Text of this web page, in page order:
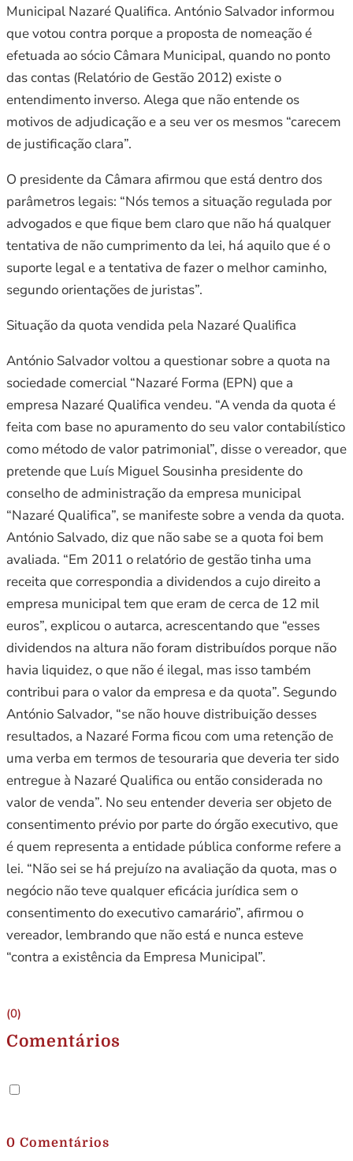
Municipal Nazaré Qualifica. António Salvador informou
que votou contra porque a proposta de nomeação é
efetuada ao sócio Câmara Municipal, quando no ponto
das contas (Relatório de Gestão 2012) existe o
entendimento inverso. Alega que não entende os
motivos de adjudicação e a seu ver os mesmos “carecem
de justificação clara”.
O presidente da Câmara afirmou que está dentro dos
parâmetros legais: “Nós temos a situação regulada por
advogados e que fique bem claro que não há qualquer
tentativa de não cumprimento da lei, há aquilo que é o
suporte legal e a tentativa de fazer o melhor caminho,
segundo orientações de juristas”.
Situação da quota vendida pela Nazaré Qualifica
António Salvador voltou a questionar sobre a quota na
sociedade comercial “Nazaré Forma (EPN) que a
empresa Nazaré Qualifica vendeu. “A venda da quota é
feita com base no apuramento do seu valor contabilístico
como método de valor patrimonial”, disse o vereador, que
pretende que Luís Miguel Sousinha presidente do
conselho de administração da empresa municipal
“Nazaré Qualifica”, se manifeste sobre a venda da quota.
António Salvado, diz que não sabe se a quota foi bem
avaliada. “Em 2011 o relatório de gestão tinha uma
receita que correspondia a dividendos a cujo direito a
empresa municipal tem que eram de cerca de 12 mil
euros”, explicou o autarca, acrescentando que “esses
dividendos na altura não foram distribuídos porque não
havia liquidez, o que não é ilegal, mas isso também
contribui para o valor da empresa e da quota”. Segundo
António Salvador, “se não houve distribuição desses
resultados, a Nazaré Forma ficou com uma retenção de
uma verba em termos de tesouraria que deveria ter sido
entregue à Nazaré Qualifica ou então considerada no
valor de venda”. No seu entender deveria ser objeto de
consentimento prévio por parte do órgão executivo, que
é quem representa a entidade pública conforme refere a
lei. “Não sei se há prejuízo na avaliação da quota, mas o
negócio não teve qualquer eficácia jurídica sem o
consentimento do executivo camarário”, afirmou o
vereador, lembrando que não está e nunca esteve
“contra a existência da Empresa Municipal”.
(0)
Comentários
0 Comentários